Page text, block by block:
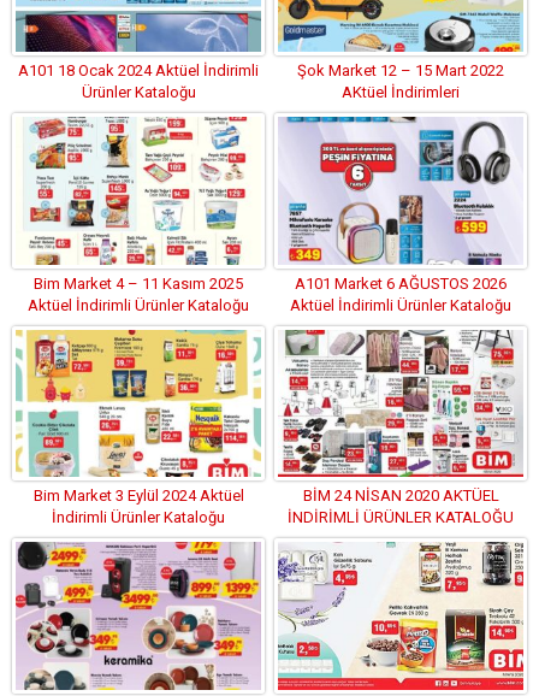
A101 18 Ocak 2024 Aktüel İndirimli
Ürünler Kataloğu
Şok Market 12 – 15 Mart 2022
AKtüel İndirimleri
Bim Market 4 – 11 Kasım 2025
Aktüel İndirimli Ürünler Kataloğu
A101 Market 6 AĞUSTOS 2026
Aktüel İndirimli Ürünler Kataloğu
Bim Market 3 Eylül 2024 Aktüel
İndirimli Ürünler Kataloğu
BİM 24 NİSAN 2020 AKTÜEL
İNDİRİMLİ ÜRÜNLER KATALOĞU
(BU FIRSAT KAÇMAZ)